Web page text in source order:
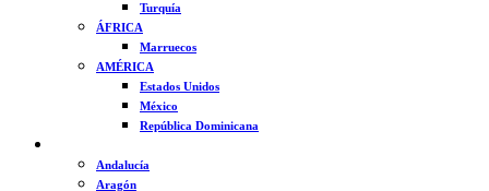
Turquía
ÁFRICA
Marruecos
AMÉRICA
Estados Unidos
México
República Dominicana
Andalucía
Aragón